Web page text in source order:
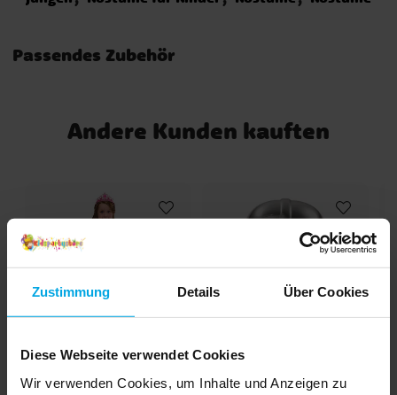
Zustimmung Details Über Cookies
Diese Webseite verwendet Cookies
Wir verwenden Cookies, um Inhalte und Anzeigen zu
Passendes Zubehör
Andere Kunden kauften
Barbie Verkleidungsset
4-6 Jahre
Star Wars - Masken
Darth Vader 6er-Pack